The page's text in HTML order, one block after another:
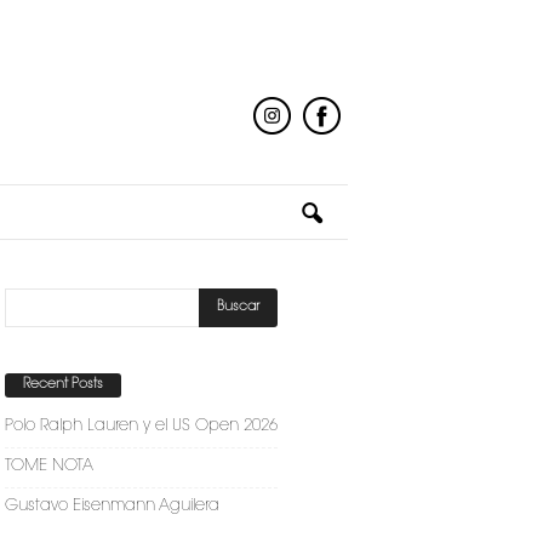
Recent Posts
Polo Ralph Lauren y el US Open 2026
TOME NOTA
Gustavo Eisenmann Aguilera